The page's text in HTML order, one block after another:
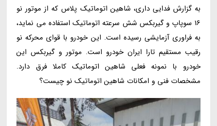
به گزارش فدایی داری، شاهین اتوماتیک پلاس که از موتور نو
16 سوپاپ و گیربکس شش سرعته اتوماتیک استفاده می نماید،
به فراوری آزمایشی رسیده است. این خودرو با قوای محرکه نو
رقیب مستقیم تارا ایران خودرو است. موتور و گیربکس این
خودرو با نمونه فعلی شاهین اتوماتیک کاملا فرق دارد.
مشخصات فنی و امکانات شاهین اتوماتیک نو چیست؟